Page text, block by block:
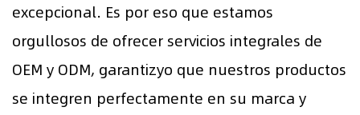
excepcional. Es por eso que estamos
orgullosos de ofrecer servicios integrales de
OEM y ODM, garantizyo que nuestros productos
se integren perfectamente en su marca y